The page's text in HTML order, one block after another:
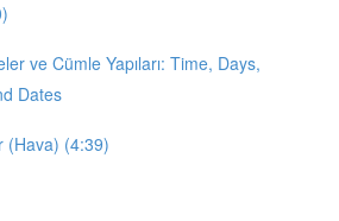
ve Cümle Yapıları: Time, Days,
Dates
(Hava) (4:39)